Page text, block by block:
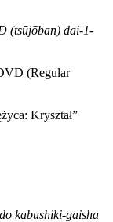
(tsūjōban) dai-1-
(Regular
Kryształ”
kabushiki-gaisha